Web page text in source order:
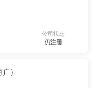
公司状态
仍注册
）